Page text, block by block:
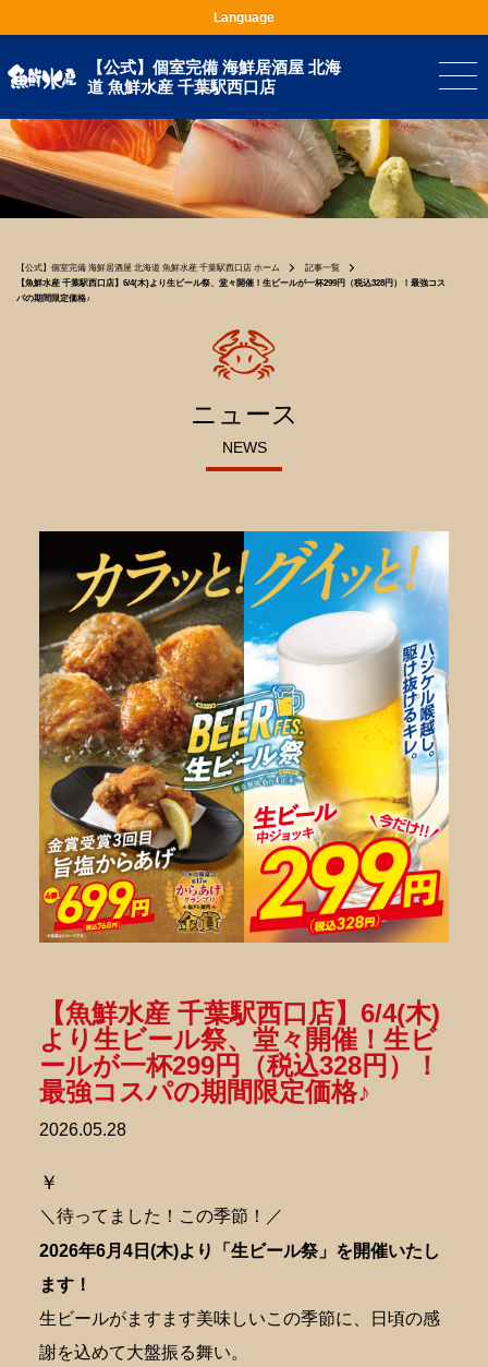
【公式】個室完備 海鮮居酒屋 北海
道 魚鮮水産 千葉駅西口店
【公式】個室完備 海鮮居酒屋 北海道 魚鮮水産 千葉駅西口店 ホーム
記事一覧
【魚鮮水産 千葉駅西口店】6/4(木)より生ビール祭、堂々開催！生ビールが一杯299円（税込328円）！最強コス
パの期間限定価格♪
ニュース
NEWS
2026.05.28
【魚鮮水産 千葉駅西口店】6/4(木)
より生ビール祭、堂々開催！生ビ
ールが一杯299円（税込328円）！
最強コスパの期間限定価格♪
￥
＼待ってました！この季節！／
2026年6月4日(木)より「生ビール祭」を開催いたし
ます！
生ビールがますます美味しいこの季節に、日頃の感
謝を込めて大盤振る舞い。
Language